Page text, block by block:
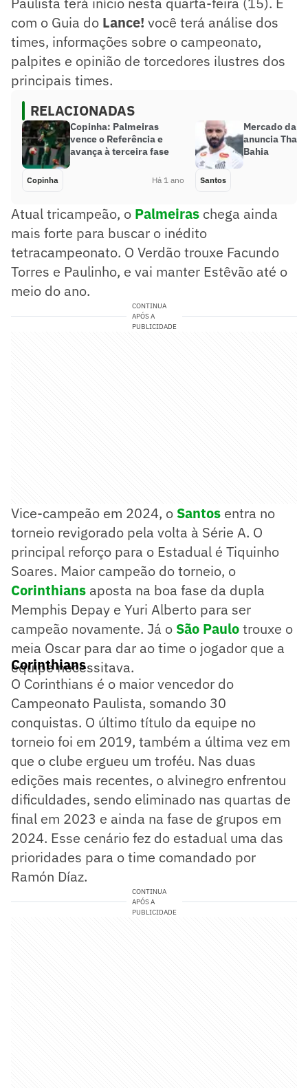
com o Guia do Lance! você terá análise dos
times, informações sobre o campeonato,
palpites e opinião de torcedores ilustres dos
principais times.
RELACIONADAS
Copinha: Palmeiras
vence o Referência e
avança à terceira fase
Copinha Há 1 ano
Mercado da
anuncia
Bahia
Santos
Atual tricampeão, o Palmeiras chega ainda
mais forte para buscar o inédito
tetracampeonato. O Verdão trouxe Facundo
Torres e Paulinho, e vai manter Estêvão até o
meio do ano.
CONTINUA
APÓS A
PUBLICIDADE
Vice-campeão em 2024, o Santos entra no
torneio revigorado pela volta à Série A. O
principal reforço para o Estadual é Tiquinho
Soares. Maior campeão do torneio, o
Corinthians aposta na boa fase da dupla
Memphis Depay e Yuri Alberto para ser
campeão novamente. Já o São Paulotrouxe o
meia Oscar para dar ao time o jogador que a
equipe necessitava.
Corinthians
O Corinthians é o maior vencedor do
Campeonato Paulista, somando 30
conquistas. O último título da equipe no
torneio foi em 2019, também a última vez em
que o clube ergueu um troféu. Nas duas
edições mais recentes, o alvinegro enfrentou
dificuldades, sendo eliminado nas quartas de
final em 2023 e ainda na fase de grupos em
2024. Esse cenário fez do estadual uma das
prioridades para o time comandado por
Ramón Díaz.
CONTINUA
APÓS A
PUBLICIDADE